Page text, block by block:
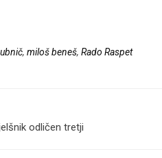
, miloš beneš, Rado Raspet
odličen tretji